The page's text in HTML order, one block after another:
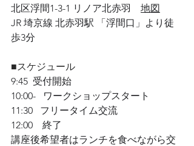
北区浮間1-3-1 リノア北赤羽 地図
JR 埼京線 北赤羽駅 「浮間口」より徒
歩3分
■スケジュール
9:45  受付開始
10:00-   ワークショップスタート
11:30   フリータイム交流
12:00    終了
講座後希望者はランチを食べながら交